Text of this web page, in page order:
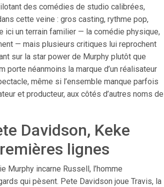
des comédies de studio calibrées,
cette veine : gros casting, rythme pop,
ici un terrain familier — la comédie physique,
— mais plusieurs critiques lui reprochent
sur la star power de Murphy plutôt que
porte néanmoins la marque d’un réalisateur
même si l’ensemble manque parfois
et producteur, aux côtés d’autres noms de
Davidson, Keke
lignes
Murphy incarne Russell, l’homme
qui pèsent. Pete Davidson joue Travis, la